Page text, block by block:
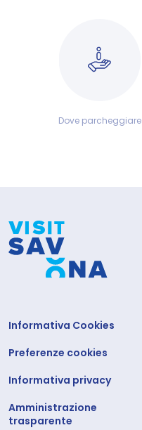
Dove parcheggiare
Informativa Cookies
Preferenze cookies
Informativa privacy
Amministrazione
trasparente